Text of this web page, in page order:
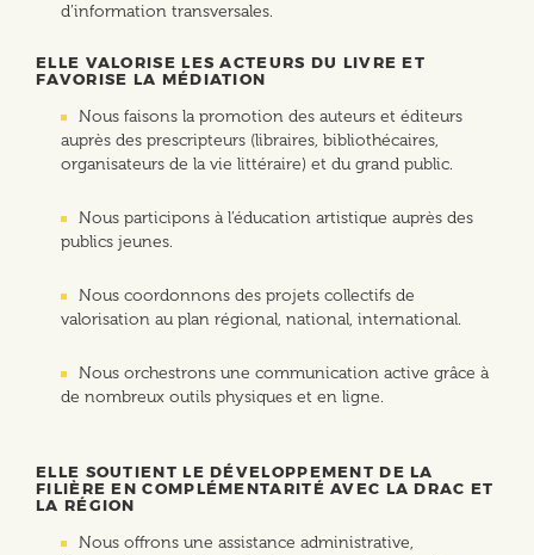
d’information transversales.
ELLE VALORISE LES ACTEURS DU LIVRE ET
FAVORISE LA MÉDIATION
Nous faisons la promotion des auteurs et éditeurs
auprès des prescripteurs (libraires, bibliothécaires,
organisateurs de la vie littéraire) et du grand public.
Nous participons à l’éducation artistique auprès des
publics jeunes.
Nous coordonnons des projets collectifs de
valorisation au plan régional, national, international.
Nous orchestrons une communication active grâce à
de nombreux outils physiques et en ligne.
ELLE SOUTIENT LE DÉVELOPPEMENT DE LA
FILIÈRE EN COMPLÉMENTARITÉ AVEC LA DRAC ET
LA RÉGION
Nous offrons une assistance administrative,